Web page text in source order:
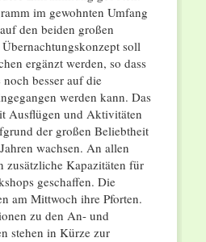
im gewohnten Umfang
den beiden großen
soll
ergänzt werden, so dass
besser auf die
werden kann. Das
Ausflügen und Aktivitäten
der großen Beliebtheit
wachsen. An allen
zusätzliche Kapazitäten für
geschaffen. Die
am Mittwoch ihre Pforten.
zu den An- und
stehen in Kürze zur